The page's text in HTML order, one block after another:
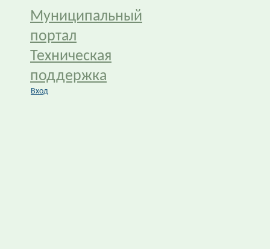
Муниципальный
портал
Техническая
поддержка
Вход